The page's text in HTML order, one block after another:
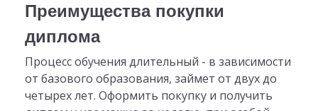
Преимущества покупки
диплома
Процесс обучения длительный - в зависимости
от базового образования, займет от двух до
четырех лет. Оформить покупку и получить